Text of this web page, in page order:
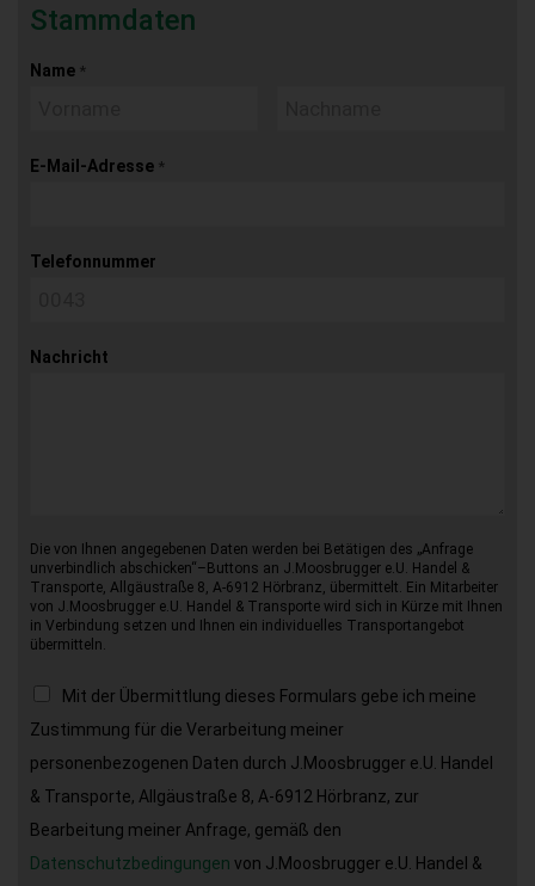
Stammdaten
Name *
E-Mail-Adresse *
Telefonnummer
Nachricht
Die von Ihnen angegebenen Daten werden bei Betätigen des „Anfrage
unverbindlich abschicken“–Buttons an J.Moosbrugger e.U. Handel &
Transporte, Allgäustraße 8, A-6912 Hörbranz, übermittelt. Ein Mitarbeiter
von J.Moosbrugger e.U. Handel & Transporte wird sich in Kürze mit Ihnen
in Verbindung setzen und Ihnen ein individuelles Transportangebot
übermitteln.
Mit der Übermittlung dieses Formulars gebe ich meine
Zustimmung für die Verarbeitung meiner
personenbezogenen Daten durch J.Moosbrugger e.U. Handel
& Transporte, Allgäustraße 8, A-6912 Hörbranz, zur
Bearbeitung meiner Anfrage, gemäß den
Datenschutzbedingungen von J.Moosbrugger e.U. Handel &